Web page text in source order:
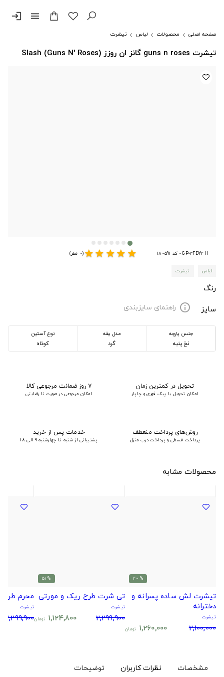
menu
login
صفحه اصلی محصولات لباس تیشرت
تیشرت guns n roses گانز ان روزز Slash (Guns N' Roses)
GP-3FDY4H - کد 180591 star
star
star
star
star(0 نظر)
لباس تیشرت
رنگ
سایز
info راهنمای سایزبندی
جنس پارچه
نخ پنبه
مدل یقه
گرد
نوع آستین
کوتاه
تحویل در کمترین زمان
امکان تحویل با پیک فوری و چاپار
۷ روز ضمانت مرجوعی کالا
امکان مرجوعی در صورت نا رضایتی
روش‌های پرداخت منعطف
پرداخت قسطی و پرداخت درب منزل
خدمات پس از خرید
پشتیبانی از شنبه تا چهارشنبه 9 الی 18
محصولات مشابه
% 40
تیشرت لش ساده پسرانه و
دخترانه
تیشرت
2,100,000
1,260,000 تومان
% 51
تی شرت طرح ریک و مورتی
تیشرت
2,299,900
1,124,800 تومان
محرم
تیشرت
2,299,900
مشخصات نظرات کاربران توضیحات